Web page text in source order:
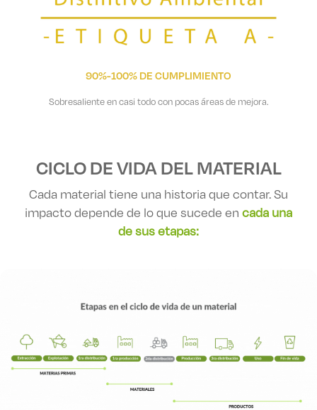
90%-100% DE CUMPLIMIENTO
Sobresaliente en casi todo con pocas áreas de mejora.
CICLO DE VIDA DEL MATERIAL
Cada material tiene una historia que contar. Su
impacto depende de lo que sucede en cada una
de sus etapas: